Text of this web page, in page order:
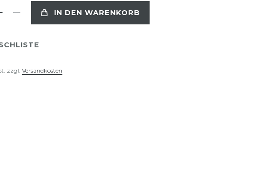
IN DEN WARENKORB
zzgl. Versandkosten